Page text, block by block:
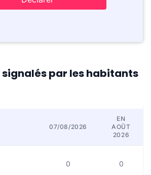
signalés par les habitants
07/08/2026
EN
AOÛT
2026
0 0